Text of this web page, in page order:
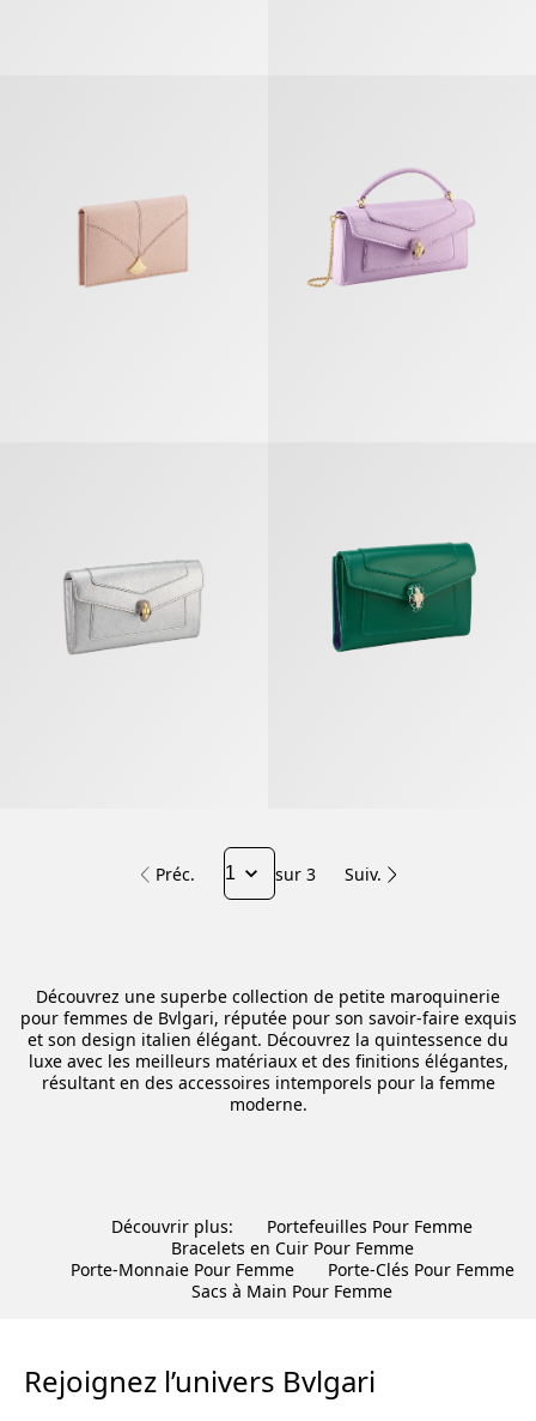
Préc. sur 3 Suiv.
Découvrez une superbe collection de petite maroquinerie
pour femmes de Bvlgari, réputée pour son savoir-faire exquis
et son design italien élégant. Découvrez la quintessence du
luxe avec les meilleurs matériaux et des finitions élégantes,
résultant en des accessoires intemporels pour la femme
moderne.
Découvrir plus:
Portefeuilles Pour Femme
Bracelets en Cuir Pour Femme
Porte-Monnaie Pour Femme
Porte-Clés Pour Femme
Sacs à Main Pour Femme
Rejoignez l’univers Bvlgari